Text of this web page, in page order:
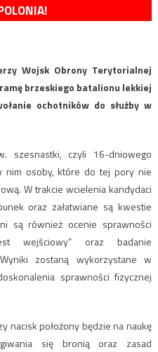
Wojsk Obrony Terytorialnej
brzeskiego batalionu lekkiej
ochotników do służby w
szesnastki, czyli 16-dniowego
nim osoby, które do tej pory nie
W trakcie wcielenia kandydaci
oraz załatwiane są kwestie
są również ocenie sprawności
wejściowy” oraz badanie
zostaną wykorzystane w
sprawności fizycznej
nacisk położony będzie na naukę
się bronią oraz zasad